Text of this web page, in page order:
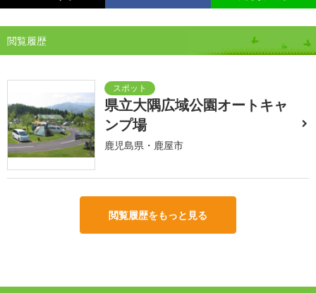
閲覧履歴
県立大隅広域公園オートキャ
ンプ場
鹿児島県・鹿屋市
閲覧履歴をもっと見る